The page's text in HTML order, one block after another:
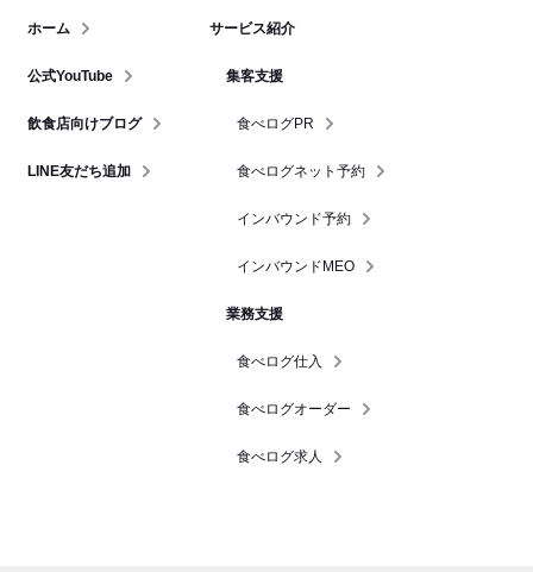
ホーム
公式YouTube
飲食店向けブログ
LINE友だち追加
サービス紹介
集客支援
食べログPR
食べログネット予約
インバウンド予約
インバウンドMEO
業務支援
食べログ仕入
食べログオーダー
食べログ求人